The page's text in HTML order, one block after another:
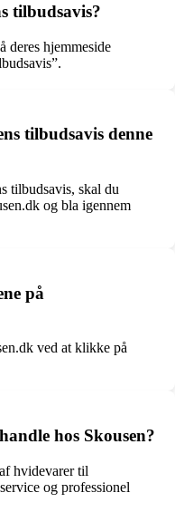
tilbudsavis?
deres hjemmeside
tilbudsavis denne
tilbudsavis, skal du
og bla igennem
på
ved at klikke på
hos Skousen?
hvidevarer til
og professionel